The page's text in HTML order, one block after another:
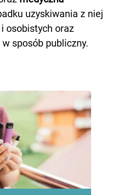
uzyskiwania z niej
osobistych oraz
sposób publiczny.